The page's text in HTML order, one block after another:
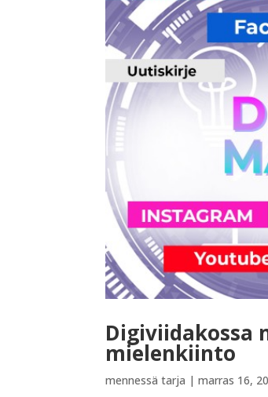
Digiviidakossa
mielenkiinto
mennessätarja |marras 16,